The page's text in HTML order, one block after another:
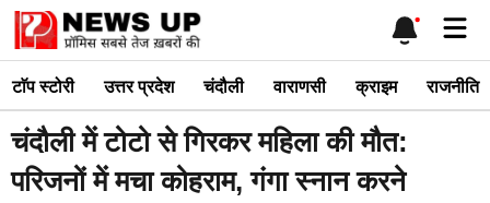
Skip
content
टाॅप स्टोरी उत्तर प्रदेश चंदौली वाराणसी क्राइम राजनीति
चंदौली में टोटो से गिरकर महिला की मौत:
परिजनों में मचा कोहराम, गंगा स्नान करने